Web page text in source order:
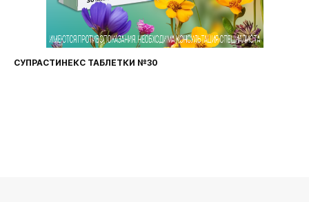
СУПРАСТИНЕКС ТАБЛЕТКИ №30